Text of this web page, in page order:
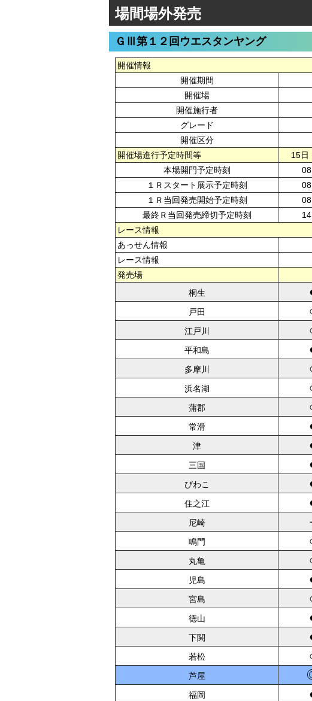
場間場外発売
ＧⅢ第１２回ウエスタンヤング
開催情報
開催期間
開催場
開催施行者
グレード
開催区分
開催場進行予定時間等
15日
本場開門予定時刻
１Ｒスタート展示予定時刻
１Ｒ当回発売開始予定時刻
最終Ｒ当回発売締切予定時刻
レース情報
あっせん情報
レース情報
発売場
桐生
戸田
江戸川
平和島
多摩川
浜名湖
蒲郡
常滑
津
三国
びわこ
住之江
尼崎
鳴門
丸亀
児島
宮島
徳山
下関
若松
芦屋
福岡